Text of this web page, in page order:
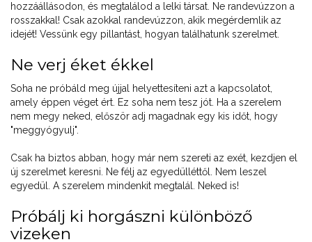
hozzáállásodon, és megtalálod a lelki társat. Ne randevúzzon a
rosszakkal! Csak azokkal randevúzzon, akik megérdemlik az
idejét! Vessünk egy pillantást, hogyan találhatunk szerelmet.
Ne verj éket ékkel
Soha ne próbáld meg újjal helyettesíteni azt a kapcsolatot,
amely éppen véget ért. Ez soha nem tesz jót. Ha a szerelem
nem megy neked, először adj magadnak egy kis időt, hogy
"meggyógyulj".
Csak ha biztos abban, hogy már nem szereti az exét, kezdjen el
új szerelmet keresni. Ne félj az egyedülléttől. Nem leszel
egyedül. A szerelem mindenkit megtalál. Neked is!
Próbálj ki horgászni különböző
vizeken